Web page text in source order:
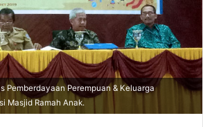
Pemberdayaan Perempuan & Keluarga
Masjid Ramah Anak.